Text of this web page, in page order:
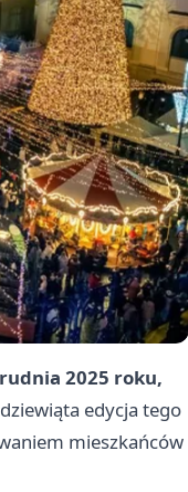
2025 roku,
edycja tego
mieszkańców